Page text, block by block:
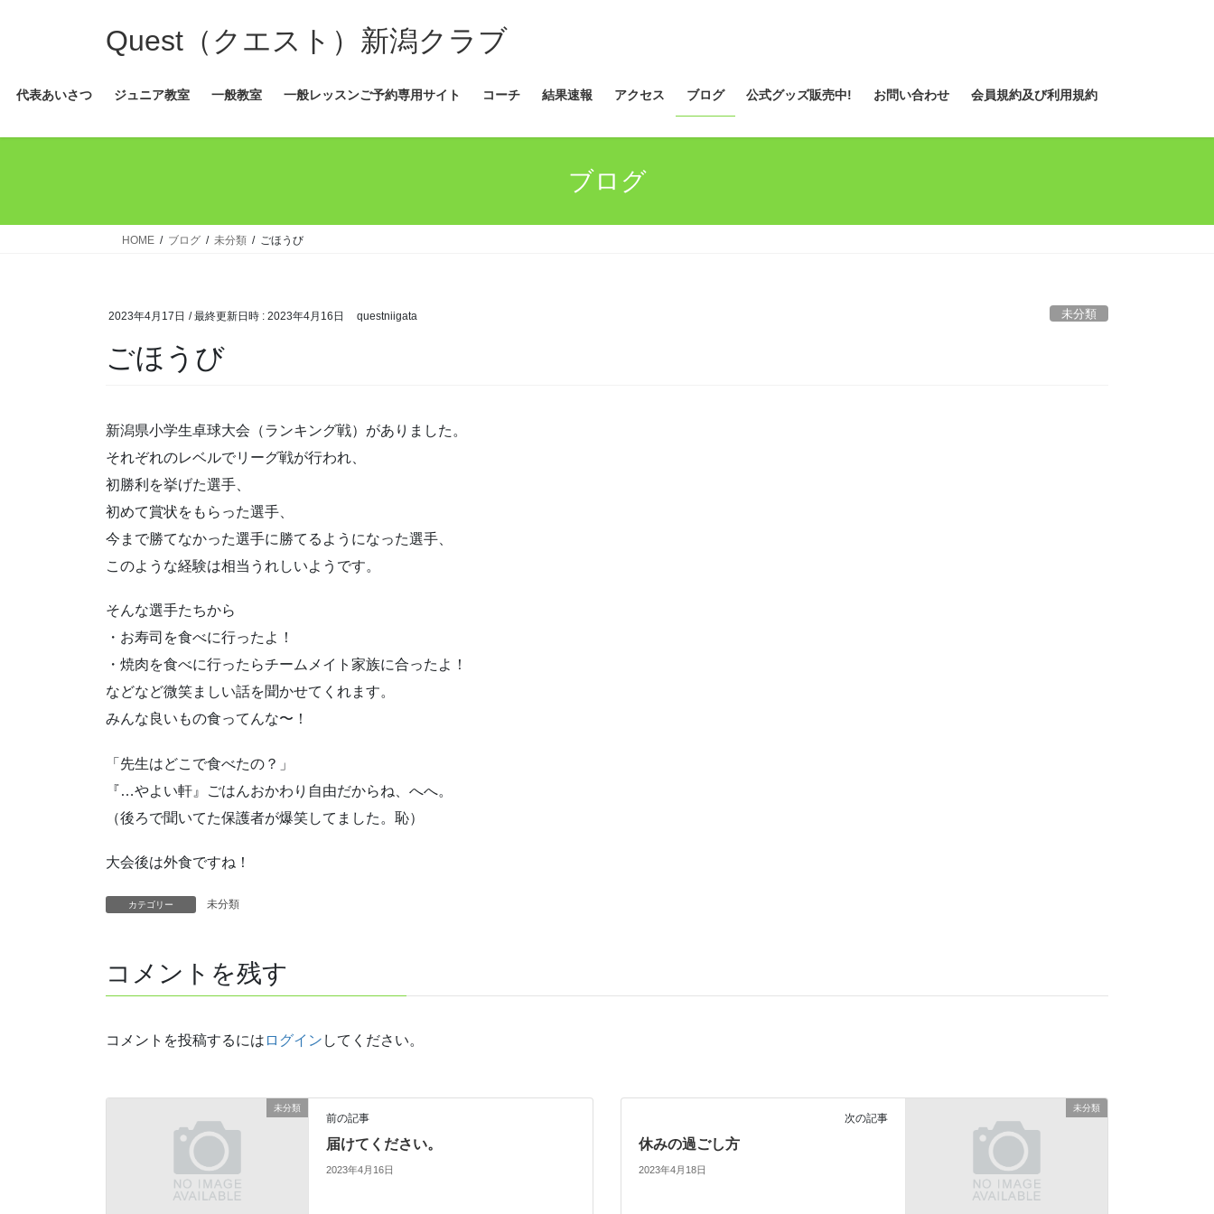
ス
ン
Quest（クエスト）新潟クラブ
代表あいさつ ジュニア教室 一般教室 一般レッスンご予約専用サイト コーチ 結果速報 アクセス ブログ 公式グッズ販売中! お問い合わせ 会員規約及び利用規約
ブログ
HOME ブログ 未分類 ごほうび
2023年4月17日 / 最終更新日時 : 2023年4月16日 questniigata 未分類
ごほうび
新潟県小学生卓球大会（ランキング戦）がありました。
それぞれのレベルでリーグ戦が行われ、
初勝利を挙げた選手、
初めて賞状をもらった選手、
今まで勝てなかった選手に勝てるようになった選手、
このような経験は相当うれしいようです。
そんな選手たちから
・お寿司を食べに行ったよ！
・焼肉を食べに行ったらチームメイト家族に合ったよ！
などなど微笑ましい話を聞かせてくれます。
みんな良いもの食ってんな〜！
「先生はどこで食べたの？」
『…やよい軒』ごはんおかわり自由だからね、へへ。
（後ろで聞いてた保護者が爆笑してました。恥）
大会後は外食ですね！
カテゴリー 未分類
コメントを残す
コメントを投稿するには ログイン してください。
未分類
前の記事
届けてください。
2023年4月16日
未分類
次の記事
休みの過ごし方
2023年4月18日